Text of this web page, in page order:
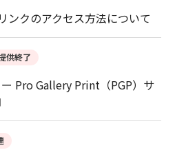
ンクのアクセス方法について
供終了
Pro Gallery Print（PGP）サ